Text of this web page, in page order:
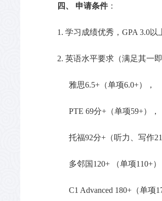
四、 申请条件：
1. 学习成绩优秀，GPA 3.0以
2. 英语水平要求（满足其一即
雅思6.5+（单项6.0+），
PTE 69分+（单项59+），
托福92分+（听力、写作
多邻国 120+ （单项110+）
C1 Advanced 180+（单项